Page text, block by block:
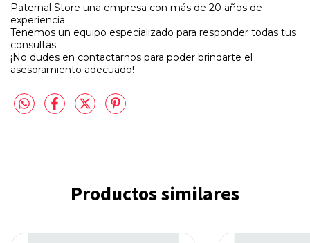
Paternal Store una empresa con más de 20 años de
experiencia.
Tenemos un equipo especializado para responder todas tus
consultas
¡No dudes en contactarnos para poder brindarte el
asesoramiento adecuado!
Productos similares